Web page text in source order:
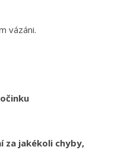
vázáni.
za jakékoli chyby,